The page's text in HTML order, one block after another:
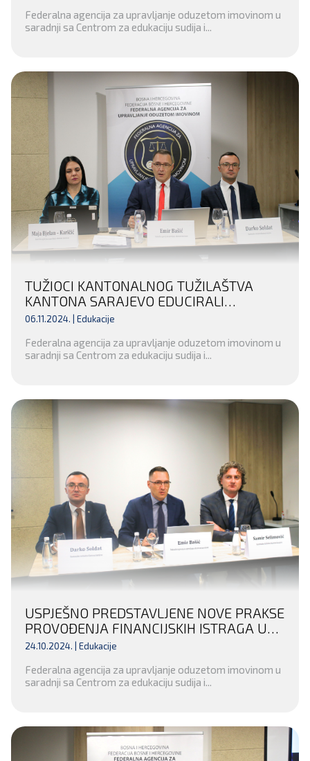
Federalna agencija za upravljanje oduzetom imovinom u
saradnji sa Centrom za edukaciju sudija i...
TUŽIOCI KANTONALNOG TUŽILAŠTVA
KANTONA SARAJEVO EDUCIRALI
POLICIJSKE SLUŽBENIKE
06.11.2024. | Edukacije
Federalna agencija za upravljanje oduzetom imovinom u
saradnji sa Centrom za edukaciju sudija i...
USPJEŠNO PREDSTAVLJENE NOVE PRAKSE
PROVOĐENJA FINANCIJSKIH ISTRAGA U
KANTONALNOM TUŽILAŠTVU KANTONA
24.10.2024. | Edukacije
Federalna agencija za upravljanje oduzetom imovinom u
saradnji sa Centrom za edukaciju sudija i...